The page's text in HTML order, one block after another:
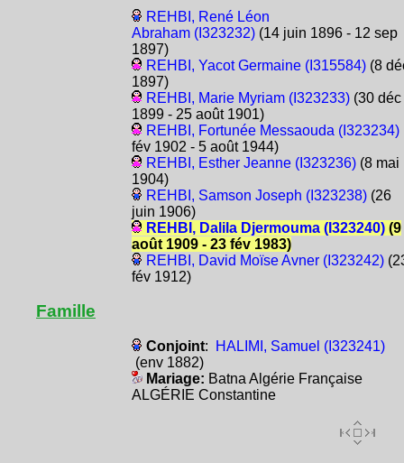
REHBI, René Léon
Abraham (I323232)(14 juin 1896 - 12 sep
1897)
REHBI, Yacot Germaine (I315584)(8
1897)
REHBI, Marie Myriam (I323233)(30 déc
1899 - 25 août 1901)
REHBI, Fortunée Messaouda (I323234)
fév 1902 - 5 août 1944)
REHBI, Esther Jeanne (I323236)(8 mai
1904)
REHBI, Samson Joseph (I323238)(26
juin 1906)
REHBI, Dalila Djermouma (I323240)(9
août 1909 - 23 fév 1983)
REHBI, David Moïse Avner (I323242)
fév 1912)
Famille
Conjoint:
HALIMI, Samuel (I323241)
(env 1882)
Mariage: Batna Algérie Française
ALGÉRIE Constantine